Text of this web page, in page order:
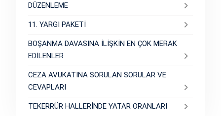
DÜZENLEME
11. YARGI PAKETİ
BOŞANMA DAVASINA İLİŞKİN EN ÇOK MERAK
EDİLENLER
CEZA AVUKATINA SORULAN SORULAR VE
CEVAPLARI
TEKERRÜR HALLERİNDE YATAR ORANLARI